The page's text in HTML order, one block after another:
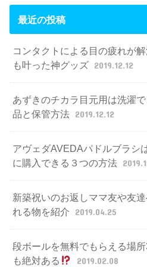
最近の投稿
コンタクトによる目の疲れが
も叶った神グッズ 2019.12.12
あずきのチカラ目元用は洗濯
品と保管方法 2019.12.12
アヴェダAVEDAパドルブラシ
に購入できる３つの方法
新築祝いのお返しママ友や友
れる物を紹介
2019.04.25
段ボールを無料でもらえる場
も絶対ある
2019.02.08